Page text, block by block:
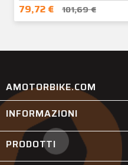
79,72 €
101,69 €
AMOTORBIKE.COM
INFORMAZIONI
PRODOTTI